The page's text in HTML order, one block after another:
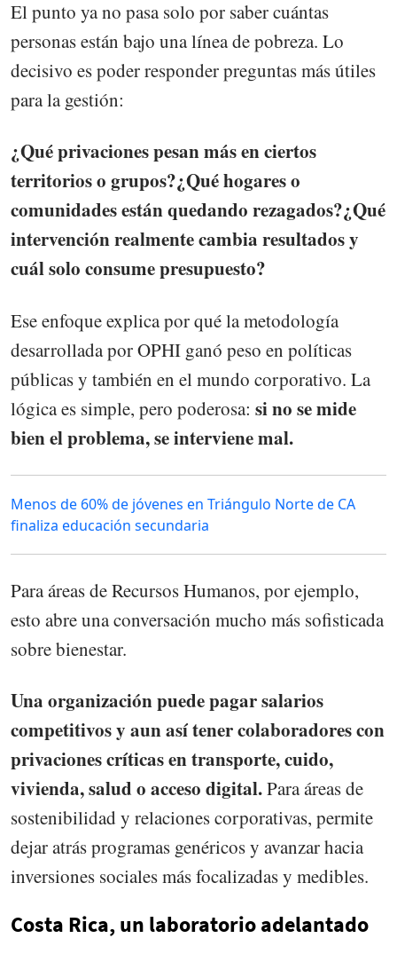
El punto ya no pasa solo por saber cuántas
personas están bajo una línea de pobreza. Lo
decisivo es poder responder preguntas más útiles
para la gestión:
¿Qué privaciones pesan más en ciertos
territorios o grupos?¿Qué hogares o
comunidades están quedando rezagados?¿Qué
intervención realmente cambia resultados y
cuál solo consume presupuesto?
Ese enfoque explica por qué la metodología
desarrollada por OPHI ganó peso en políticas
públicas y también en el mundo corporativo. La
lógica es simple, pero poderosa: si no se mide
bien el problema, se interviene mal.
Menos de 60% de jóvenes en Triángulo Norte de CA
finaliza educación secundaria
Para áreas de Recursos Humanos, por ejemplo,
esto abre una conversación mucho más sofisticada
sobre bienestar.
Una organización puede pagar salarios
competitivos y aun así tener colaboradores con
privaciones críticas en transporte, cuido,
vivienda, salud o acceso digital.Para áreas de
sostenibilidad y relaciones corporativas, permite
dejar atrás programas genéricos y avanzar hacia
inversiones sociales más focalizadas y medibles.
Costa Rica, un laboratorio adelantado